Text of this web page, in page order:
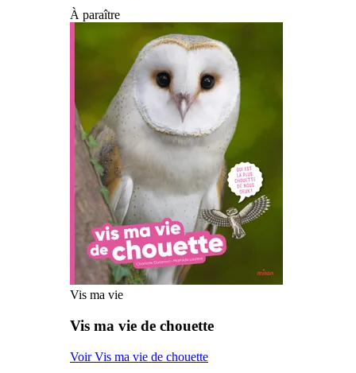
À paraître
Vis ma vie
Vis ma vie de chouette
Voir Vis ma vie de chouette